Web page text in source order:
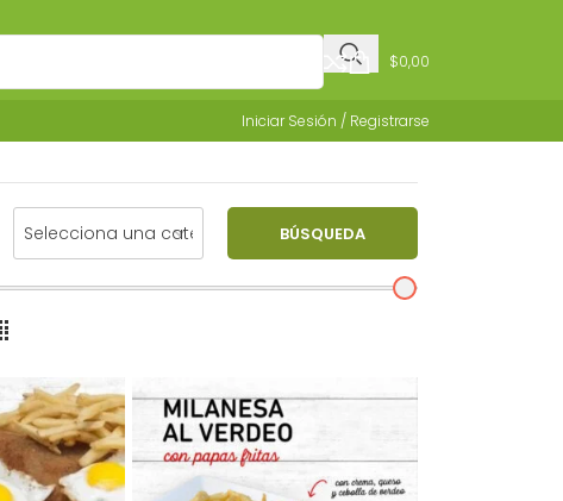
$0,00
Iniciar Sesión / Registrarse
BÚSQUEDA